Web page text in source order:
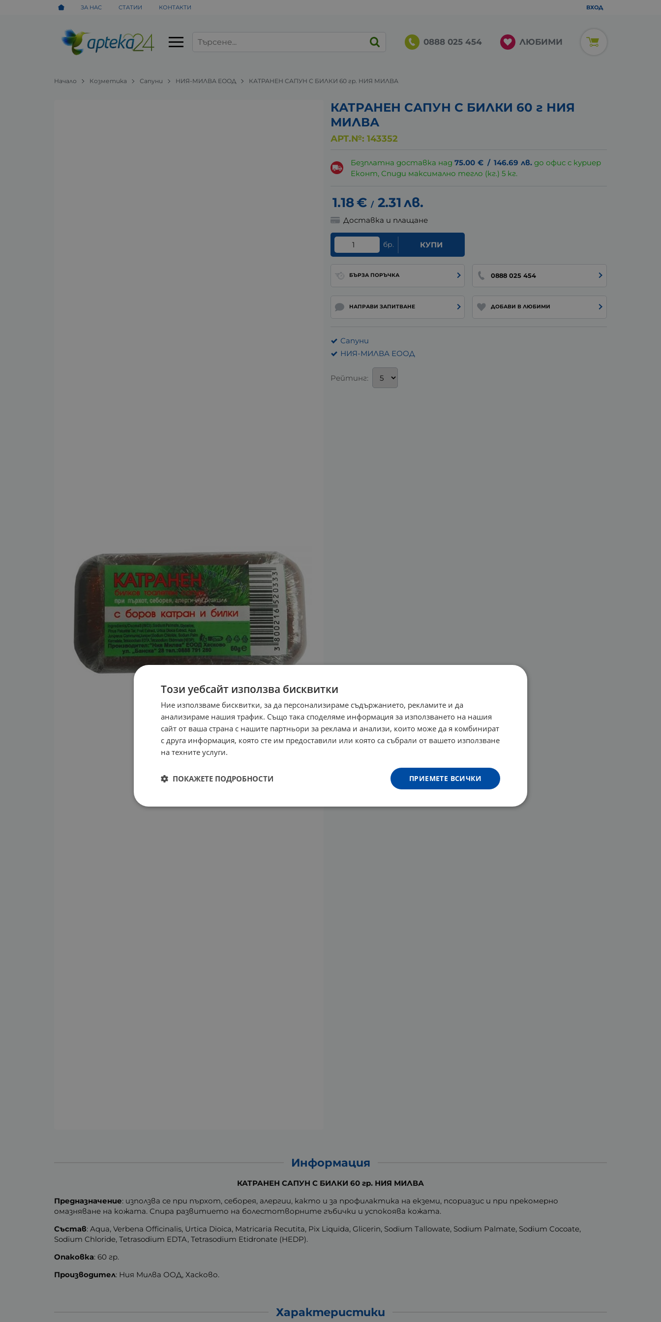
ЗА НАС СТАТИИ КОНТАКТИ ВХОД
0888 025 454 ЛЮБИМИ
Начало Козметика Сапуни НИЯ-МИЛВА ЕООД КАТРАНЕН САПУН С БИЛКИ 60 гр. НИЯ МИЛВА
КАТРАНЕН САПУН С БИЛКИ 60 г НИЯ
МИЛВА
АРТ.№: 143352
Безплатна доставка над75.00 € / 146.69 лв. до офис с куриер
Еконт, Спиди максимално тегло (кг.) 5 кг.
1.18€ / 2.31 лв.
Доставка и плащане
бр. КУПИ
БЪРЗА ПОРЪЧКА 0888 025 454
НАПРАВИ ЗАПИТВАНЕ ДОБАВИ В ЛЮБИМИ
Сапуни
НИЯ-МИЛВА ЕООД
Рейтинг:
Информация
КАТРАНЕН САПУН С БИЛКИ 60 гр. НИЯ МИЛВА
Предназначение: използва се при пърхот, себорея, алергии, както и за профилактика на екземи, псориазис и при прекомерно
омазняване на кожата. Спира развитието на болестотворните гъбички и успокоява кожата.
Състав: Aqua, Verbena Officinalis, Urtica Dioica, Matricaria Recutita, Pix Liquida, Glicerin, Sodium Tallowate, Sodium Palmate, Sodium Cocoate,
Sodium Chloride, Tetrasodium EDTA, Tetrasodium Etidronate (HEDP).
Опаковка: 60 гр.
Производител: Ния Милва ООД, Хасково.
Характеристики
Този уебсайт използва бисквитки
Ние използваме бисквитки, за да персонализираме съдържанието, рекламите и да
анализираме нашия трафик. Също така споделяме информация за използването на нашия
сайт от ваша страна с нашите партньори за реклама и анализи, които може да я комбинират
с друга информация, която сте им предоставили или която са събрали от вашето използване
на техните услуги.
ПРИЕМЕТЕ ВСИЧКИ
ПОКАЖЕТЕ ПОДРОБНОСТИ